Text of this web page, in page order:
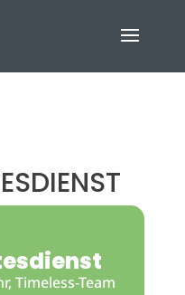
Timeless-Team